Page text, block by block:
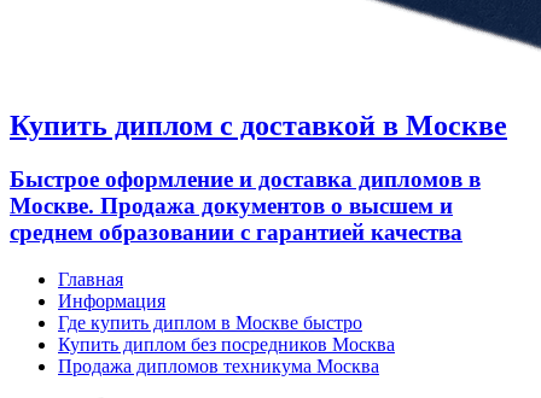
Купить диплом с доставкой в Москве
Быстрое оформление и доставка дипломов в
Москве. Продажа документов о высшем и
среднем образовании с гарантией качества
Главная
Информация
Где купить диплом в Москве быстро
Купить диплом без посредников Москва
Продажа дипломов техникума Москва